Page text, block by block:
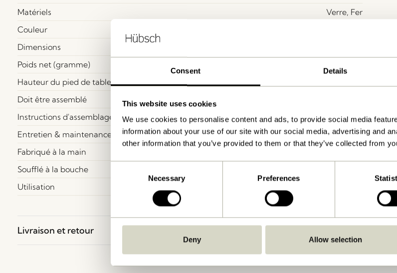
Consent Details
This website uses cookies
We use cookies to personalise content and ads, to provide social media
information about your use of our site with our social media, advertising and
other information that you’ve provided to them or that they’ve collected from
Necessary Preferences
Deny Allow selection
Matériels
Verre, Fer
Couleur
Dimensions
Poids net (gramme)
Hauteur du pied de table
Doit être assemblé
Instructions d'assemblage
Télécharger
Entretien & maintenance
Voir les instructions
Fabriqué à la main
Soufflé à la bouche
Utilisation
Livraison et retour